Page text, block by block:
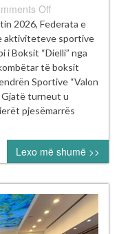
Offon
Turneu
i
Boksit
2”
u
mbajt
sukses
në
Pejë
2026, Federata e
aktiviteteve sportive
i Boksit “Dielli” nga
të boksit
Sportive “Valon
Gjatë turneut u
pjesëmarrës
Lexo më shumë >>